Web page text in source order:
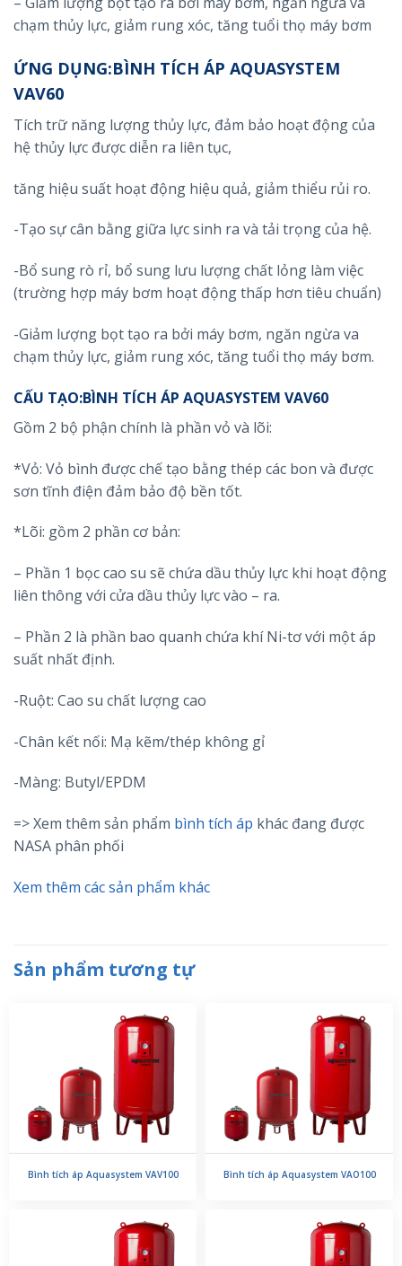
chạm thủy lực, giảm rung xóc, tăng tuổi thọ máy bơm
ỨNG DỤNG:BÌNH TÍCH ÁP AQUASYSTEM
VAV60
Tích trữ năng lượng thủy lực, đảm bảo hoạt động của
hệ thủy lực được diễn ra liên tục,
tăng hiệu suất hoạt động hiệu quả, giảm thiểu rủi ro.
-Tạo sự cân bằng giữa lực sinh ra và tải trọng của hệ.
-Bổ sung rò rỉ, bổ sung lưu lượng chất lỏng làm việc
(trường hợp máy bơm hoạt động thấp hơn tiêu chuẩn)
-Giảm lượng bọt tạo ra bởi máy bơm, ngăn ngừa va
chạm thủy lực, giảm rung xóc, tăng tuổi thọ máy bơm.
CẤU TẠO:BÌNH TÍCH ÁP AQUASYSTEM VAV60
Gồm 2 bộ phận chính là phần vỏ và lõi:
*Vỏ: Vỏ bình được chế tạo bằng thép các bon và được
sơn tĩnh điện đảm bảo độ bền tốt.
*Lõi: gồm 2 phần cơ bản:
– Phần 1 bọc cao su sẽ chứa dầu thủy lực khi hoạt động
liên thông với cửa dầu thủy lực vào – ra.
– Phần 2 là phần bao quanh chứa khí Ni-tơ với một áp
suất nhất định.
-Ruột: Cao su chất lượng cao
-Chân kết nối: Mạ kẽm/thép không gỉ
-Màng: Butyl/EPDM
=> Xem thêm sản phẩm bình tích áp khác đang được
NASA phân phối
Xem thêm các sản phẩm khác
Sản phẩm tương tự
Bình tích áp Aquasystem VAV100 Bình tích áp Aquasystem VAO100